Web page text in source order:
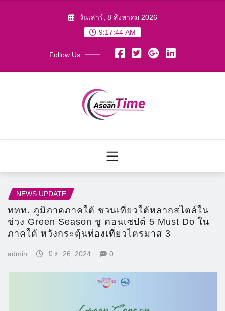
วันเสาร์, 8 สิงหาคม 2026
9:17:45 AM
Follow Us
NEWS UPDATE
ททท. ภูมิภาคภาคใต้ ชวนเที่ยวใต้หลากสไตล์ใน
ช่วง Green Season ชู คอนเซปต์ 5 Must Do ใน
ภาคใต้ หวังกระตุ้นท่องเที่ยวไตรมาส 3
admin มิ.ย. 26, 2024 0